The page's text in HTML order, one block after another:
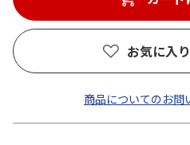
お気に入
商品についてのお問